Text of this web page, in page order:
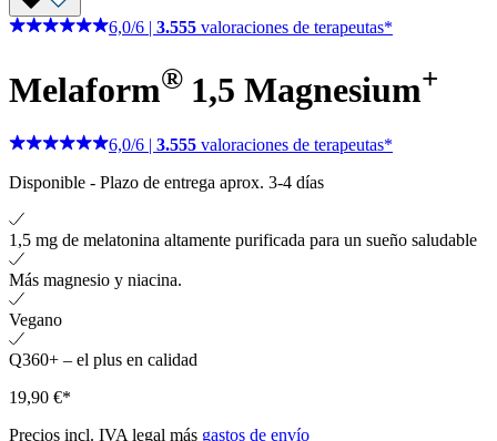
6,0/6 3.555 valoraciones de terapeutas*
Melaform® 1,5 Magnesium+
6,0/6 | 3.555 valoraciones de terapeutas*
Disponible - Plazo de entrega aprox. 3-4 días
1,5 mg de melatonina altamente purificada para un sueño saludable
Más magnesio y niacina.
Vegano
Q360+ – el plus en calidad
19,90 €*
Precios incl. IVA legal más gastos de envío